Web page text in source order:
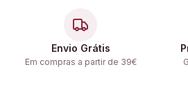
Envio Grátis
Em compras a partir de 39€